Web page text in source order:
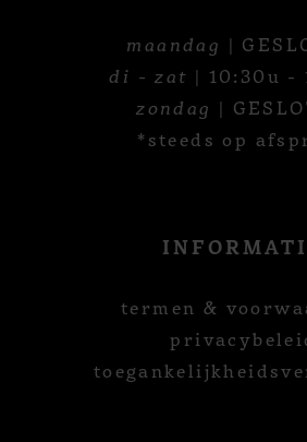
maandag |
di - zat | 10:30u -
zondag |
*steeds op
termen &